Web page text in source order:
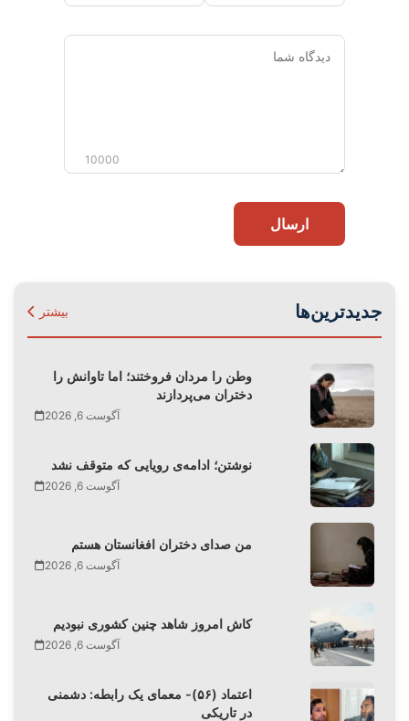
دیدگاه
10000
ارسال
جدیدترین‌ها بیشتر
وطن را مردان فروختند؛ اما تاوانش را
دختران می‌پردازند
آگوست 6, 2026
نوشتن؛ ادامه‌ی رویایی که متوقف نشد
آگوست 6, 2026
من صدای دختران افغانستان هستم
آگوست 6, 2026
کاش امروز شاهد چنین کشوری نبودیم
آگوست 6, 2026
اعتماد (۵۶)- معمای یک رابطه: دشمنی
در تاریکی